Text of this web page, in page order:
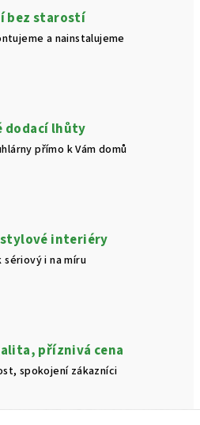
í
p
r
v
ý
p
bez starostí
a nainstalujeme
dodací lhůty
přímo k Vám domů
interiéry
sériový i na míru
příznivá cena
spokojení zákazníci